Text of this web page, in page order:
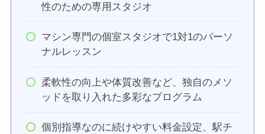
性のための専用スタジオ
マシン専門の個室スタジオで1対1のパーソ
ナルレッスン
柔軟性の向上や体質改善など、独自のメソ
ッドを取り入れた多彩なプログラム
個別指導なのに続けやすい料金設定、駅チ